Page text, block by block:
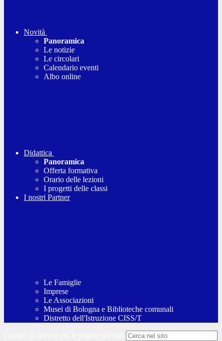
Novità
Panoramica
Le notizie
Le circolari
Calendario eventi
Albo online
Didattica
Panoramica
Offerta formativa
Orario delle lezioni
I progetti delle classi
I nostri Partner
Le Famiglie
Imprese
Le Associazioni
Musei di Bologna e Biblioteche comunali
Distretto dell'Istruzione CISS/T